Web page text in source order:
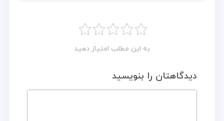
به این مطلب امتیاز دهید
دیدگاهتان را بنویسید